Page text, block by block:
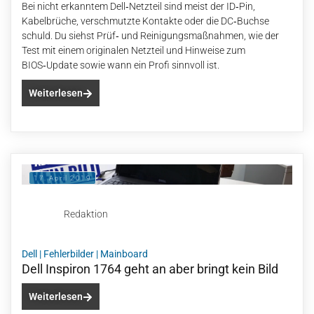
Bei nicht erkanntem Dell‑Netzteil sind meist der ID‑Pin,
Kabelbrüche, verschmutzte Kontakte oder die DC‑Buchse
schuld. Du siehst Prüf‑ und Reinigungsmaßnahmen, wie der
Test mit einem originalen Netzteil und Hinweise zum
BIOS‑Update sowie wann ein Profi sinnvoll ist.
Weiterlesen
17. April 2019
Redaktion
Dell | Fehlerbilder | Mainboard
Dell Inspiron 1764 geht an aber bringt kein Bild
Weiterlesen